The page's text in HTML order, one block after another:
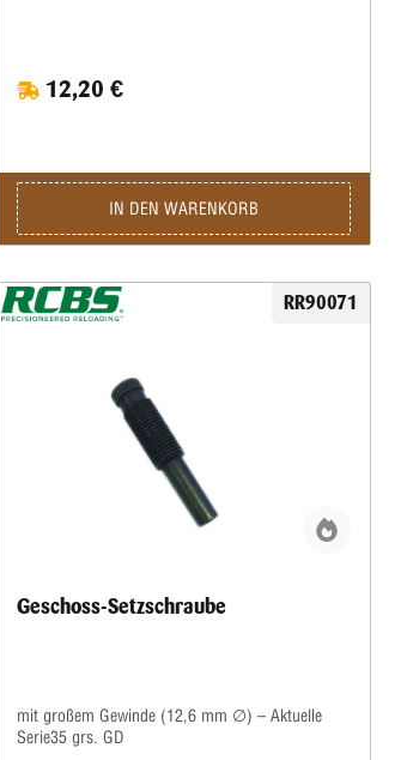
12,20 €
IN DEN WARENKORB
RR90071
Geschoss-Setzschraube
mit großem Gewinde (12,6 mm ∅) – Aktuelle
Serie35 grs. GD